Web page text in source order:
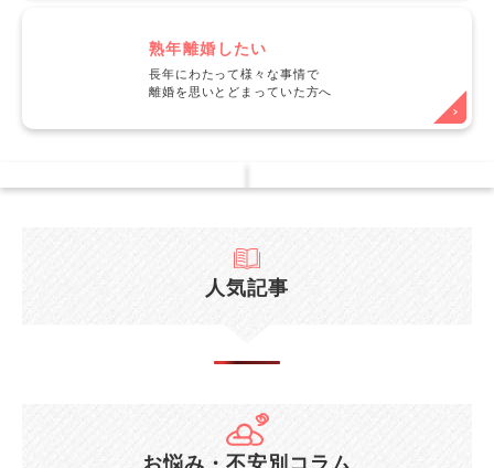
熟年離婚したい
長年にわたって様々な事情で
離婚を思いとどまっていた方へ
人気記事
お悩み・不安別コラム